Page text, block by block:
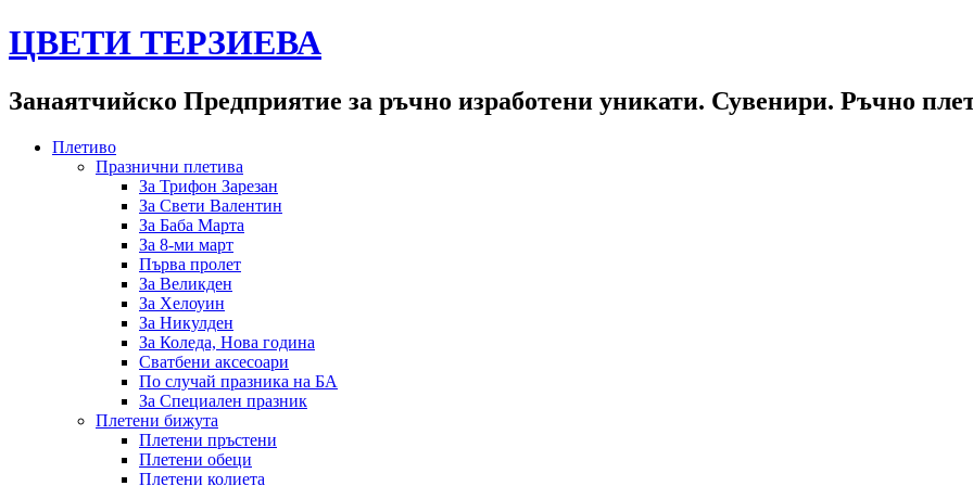
ЦВЕТИ ТЕРЗИЕВА
Занаятчийско Предприятие за ръчно изработени уникати. Сувенири. Ръчно
Плетиво
Празнични плетива
За Трифон Зарезан
За Свети Валентин
За Баба Марта
За 8-ми март
Първа пролет
За Великден
За Хелоуин
За Никулден
За Коледа, Нова година
Сватбени аксесоари
По случай празника на БА
За Специален празник
Плетени бижута
Плетени пръстени
Плетени обeци
Плетени колиета